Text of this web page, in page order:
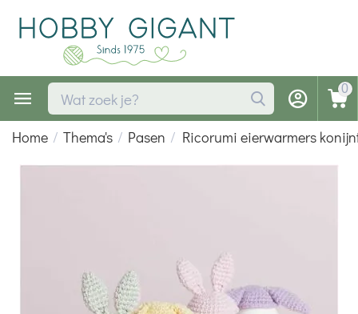
0
Home / Thema's / Pasen / Ricorumi eierwarmers